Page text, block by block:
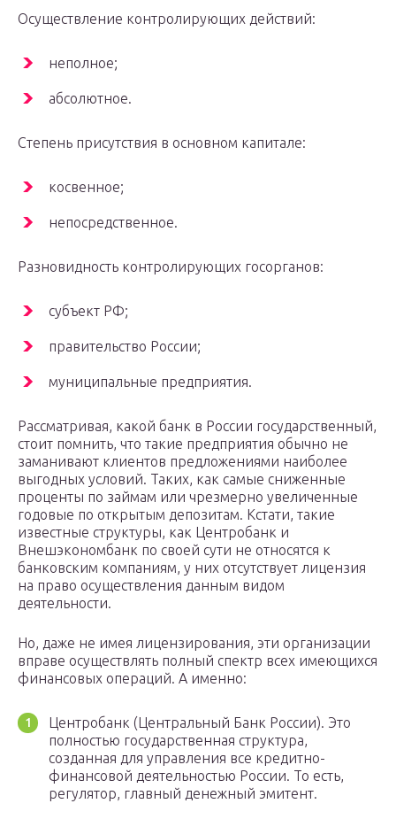
Осуществление контролирующих действий:
неполное;
абсолютное.
Степень присутствия в основном капитале:
косвенное;
непосредственное.
Разновидность контролирующих госорганов:
субъект РФ;
правительство России;
муниципальные предприятия.
Рассматривая, какой банк в России государственный,
стоит помнить, что такие предприятия обычно не
заманивают клиентов предложениями наиболее
выгодных условий. Таких, как самые сниженные
проценты по займам или чрезмерно увеличенные
годовые по открытым депозитам. Кстати, такие
известные структуры, как Центробанк и
Внешэкономбанк по своей сути не относятся к
банковским компаниям, у них отсутствует лицензия
на право осуществления данным видом
деятельности.
Но, даже не имея лицензирования, эти организации
вправе осуществлять полный спектр всех имеющихся
финансовых операций. А именно:
Центробанк (Центральный Банк России). Это
полностью государственная структура,
созданная для управления все кредитно-
финансовой деятельностью России. То есть,
регулятор, главный денежный эмитент.